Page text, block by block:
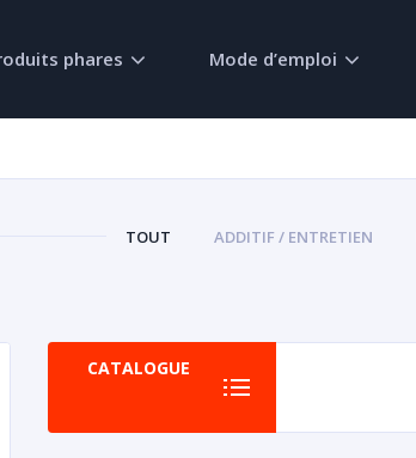
phares Mode d’emploi
TOUT ADDITIF / ENTRETIEN
CATALOGUE